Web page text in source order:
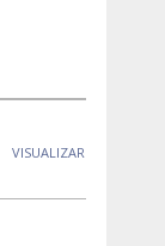
VISUALIZAR